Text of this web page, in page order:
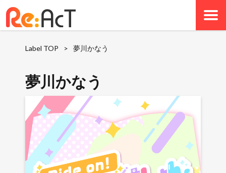
Label TOP > 夢川かなう
夢川かなう